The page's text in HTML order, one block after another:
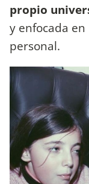
propio
y enfocada
personal.